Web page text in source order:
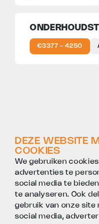
DEZE WEBSITE
COOKIES
We gebruiken
advertenties te
social media te
te analyseren. Ook
gebruik van onze
social media,
€3377 - 4250
WIL JE
TIMMERMAN
Bij FLEOX heb